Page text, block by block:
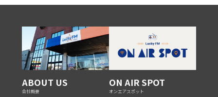
ABOUT US
会社概要
ON AIR SPOT
オンエアスポット